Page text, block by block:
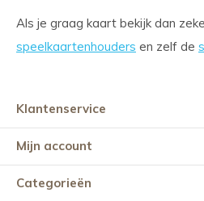
Als je graag kaart bekijk dan
speelkaartenhouders en zelf de
Klantenservice
Mijn account
Categorieën